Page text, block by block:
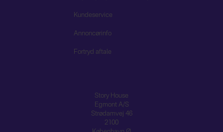
Kundeservice
Annoncørinfo
Fortryd aftale
Story House
Egmont A/S
Strødamvej 46
2100